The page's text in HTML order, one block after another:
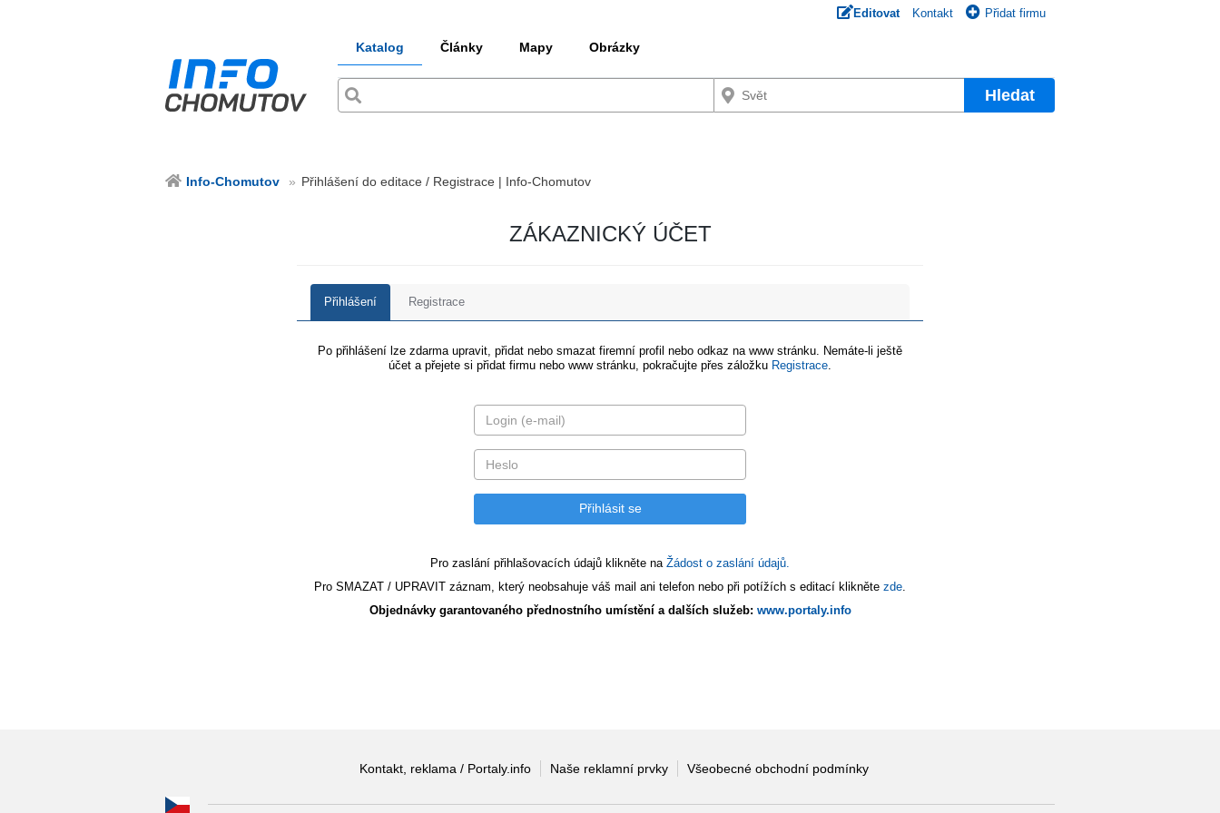
Editovat Kontakt Přidat firmu
Katalog Články Mapy Obrázky
Hledat
Info-Chomutov Přihlášení do editace / Registrace | Info-Chomutov
ZÁKAZNICKÝ ÚČET
Přihlášení Registrace
Po přihlášení lze zdarma upravit, přidat nebo smazat firemní profil nebo odkaz na www stránku. Nemáte-li ještě
účet a přejete si přidat firmu nebo www stránku, pokračujte přes záložku Registrace
Pro zaslání přihlašovacích údajů klikněte na Žádost o zaslání údajů.
Pro SMAZAT / UPRAVIT záznam, který neobsahuje váš mail ani telefon nebo při potížích s editací klikněte zde
Objednávky garantovaného přednostního umístění a dalších služeb: www.portaly.info
Kontakt, reklama / Portaly.info Naše reklamní prvky Všeobecné obchodní podmínky